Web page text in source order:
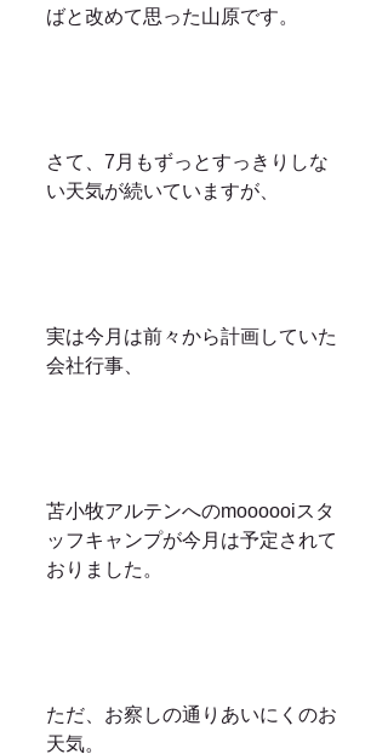
ばと改めて思った山原です。
さて、7月もずっとすっきりしな
い天気が続いていますが、
実は今月は前々から計画していた
会社行事、
苫小牧アルテンへのmoooooiスタ
ッフキャンプが今月は予定されて
おりました。
ただ、お察しの通りあいにくのお
天気。